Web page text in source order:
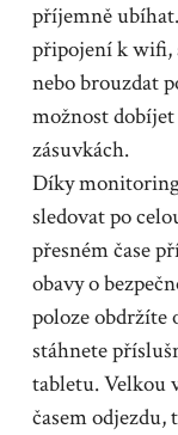
příjemně
připojení k wifi,
nebo brouzdat
možnost
zásuvkách.
Díky
sledovat po
přesném čase
obavy o
poloze obdržíte
stáhnete
tabletu. Velkou
časem odjezdu,